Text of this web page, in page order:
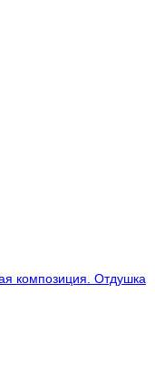
композиция. Отдушка